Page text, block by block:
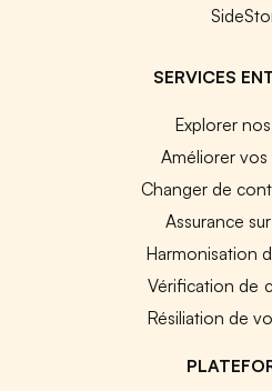
SERVICES
Explorer
Améliorer
Changer de
Assurance
Harmonisation
Vérification de
Résiliation de